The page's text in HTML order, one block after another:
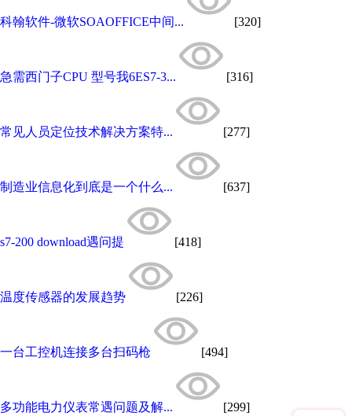
科翰软件-微软SOAOFFICE中间... [320]
急需西门子CPU 型号我6ES7-3... [316]
常见人员定位技术解决方案特... [277]
制造业信息化到底是一个什么... [637]
s7-200 download遇问提 [418]
温度传感器的发展趋势 [226]
一台工控机连接多台扫码枪 [494]
多功能电力仪表常遇问题及解... [299]